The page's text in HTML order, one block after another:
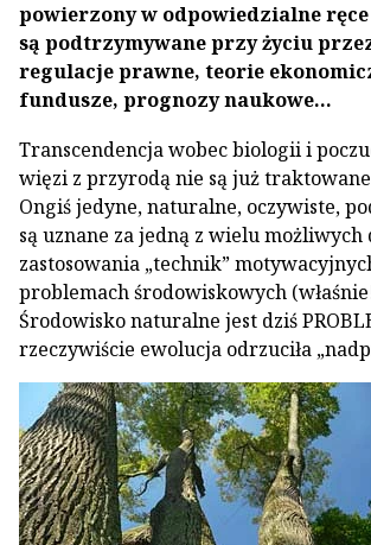
powierzony w odpowiedzialne
są podtrzymywane przy życiu
regulacje prawne, teorie
fundusze, prognozy naukowe...
Transcendencja wobec biologii i
więzi z przyrodą nie są już
Ongiś jedyne, naturalne, oczywiste,
są uznane za jedną z wielu możliwych
zastosowania „technik”
problemach środowiskowych
Środowisko naturalne jest dziś
rzeczywiście ewolucja odrzuciła